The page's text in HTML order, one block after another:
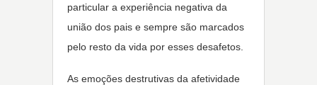
particular a experiência negativa da
união dos pais e sempre são marcados
pelo resto da vida por esses desafetos.
As emoções destrutivas da afetividade